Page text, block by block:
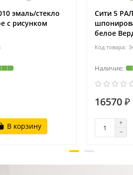
эмаль/стекло
с рисунком
В корзину
Сити 5
белое
16570 ₽